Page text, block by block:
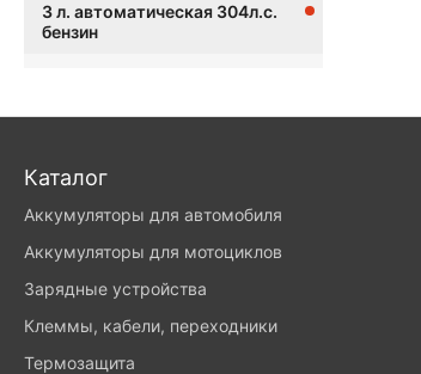
3 л. автоматическая 304л.с.
бензин
Каталог
Аккумуляторы для автомобиля
Аккумуляторы для мотоциклов
Зарядные устройства
Клеммы, кабели, переходники
Термозащита